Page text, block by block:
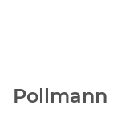
Pollmann